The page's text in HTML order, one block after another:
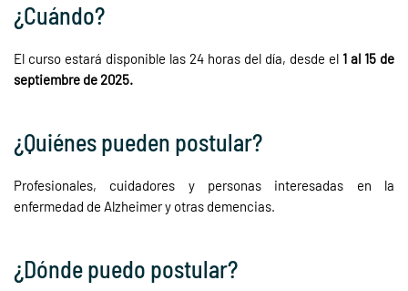
¿Cuándo?
El curso estará disponible las 24 horas del día, desde el 1 al 15 de
septiembre de 2025.
¿Quiénes pueden postular?
Profesionales, cuidadores y personas interesadas en la
enfermedad de Alzheimer y otras demencias.
¿Dónde puedo postular?